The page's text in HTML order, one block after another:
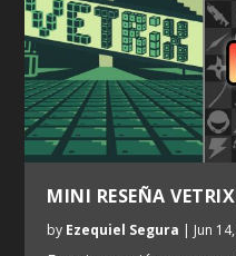
MINI RESEÑA VETRIX
by Ezequiel Segura | Jun